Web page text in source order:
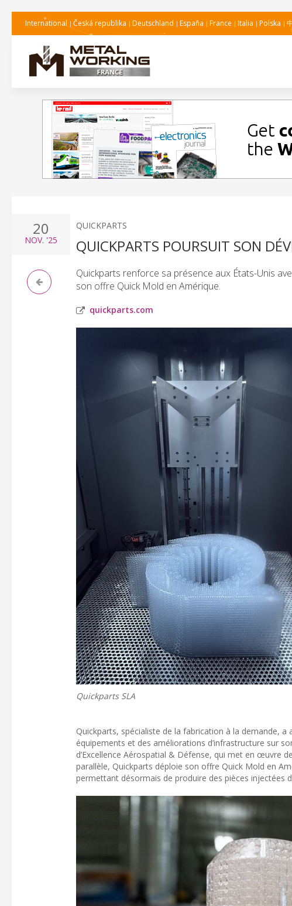
International Česká republika Deutschland España France Italia Polska
20
NOV. '25
QUICKPARTS
QUICKPARTS POURSUIT SON
Quickparts renforce sa présence aux États-Unis
son offre Quick Mold en Amérique.
quickparts.com
Quickparts SLA
Quickparts, spécialiste de la fabrication à la demande,
équipements et des améliorations d’infrastructure sur
d’Excellence Aérospatial & Défense, qui met en œuvre
parallèle, Quickparts déploie son offre Quick Mold en
permettant désormais de produire des pièces injectées